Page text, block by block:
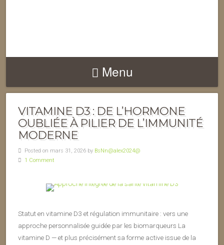
Menu
VITAMINE D3 : DE L’HORMONE
OUBLIÉE À PILIER DE L’IMMUNITÉ
MODERNE
Posted on mars 31, 2026 by BsNn@alex2024@
1 Comment
Statut en vitamine D3 et régulation immunitaire : vers une
approche personnalisée guidée par les biomarqueurs La
vitamine D — et plus précisément sa forme active issue de la